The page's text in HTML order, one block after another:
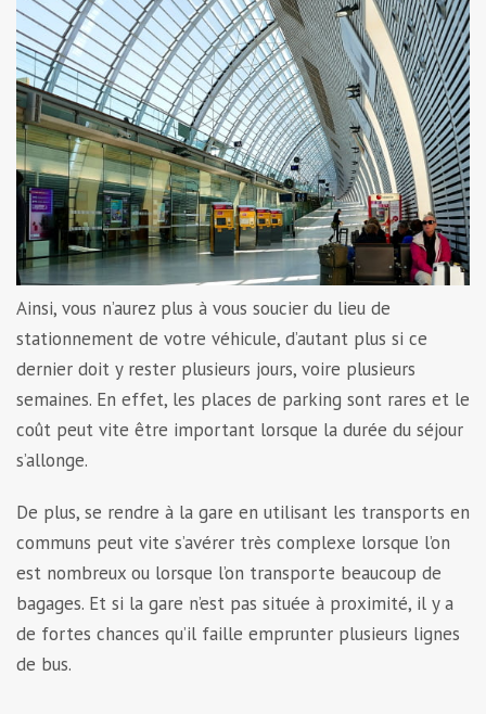
Ainsi, vous n’aurez plus à vous soucier du lieu de
stationnement de votre véhicule, d’autant plus si ce
dernier doit y rester plusieurs jours, voire plusieurs
semaines. En effet, les places de parking sont rares et le
coût peut vite être important lorsque la durée du séjour
s’allonge.
De plus, se rendre à la gare en utilisant les transports en
communs peut vite s’avérer très complexe lorsque l’on
est nombreux ou lorsque l’on transporte beaucoup de
bagages. Et si la gare n’est pas située à proximité, il y a
de fortes chances qu’il faille emprunter plusieurs lignes
de bus.